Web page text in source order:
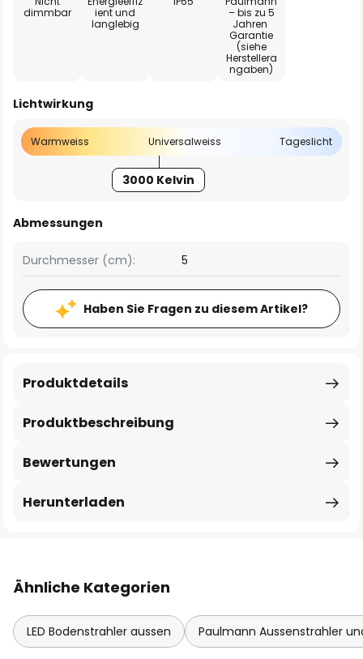
dimmbar
ient und
langlebig
– bis zu 5
Jahren
Garantie
(siehe
Herstellera
ngaben)
Lichtwirkung
Warmweiss Universalweiss Tageslicht
3000 Kelvin
Abmessungen
Durchmesser (cm): 5
Haben Sie Fragen zu diesem Artikel?
Produktbeschreibung
Produktdetails
Bewertungen
Herunterladen
Ähnliche Kategorien
LED Bodenstrahler aussen Paulmann Aussenstrahler